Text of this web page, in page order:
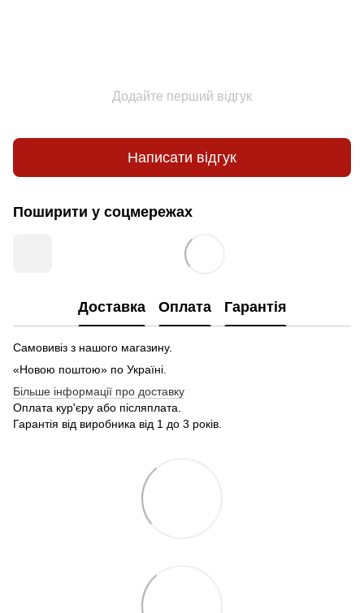
Додайте перший відгук
Написати відгук
Поширити у соцмережах
Доставка Оплата Гарантія
Самовивіз з нашого магазину.
«Новою поштою» по Україні.
Більше інформації про доставку
Оплата кур'єру або післяплата.
Гарантія від виробника від 1 до 3 років.